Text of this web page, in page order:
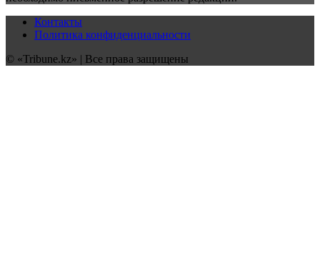
Контакты
Политика конфиденциальности
© «Tribune.kz» | Все права защищены